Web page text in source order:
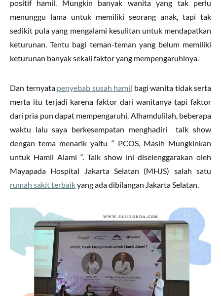
positif hamil. Mungkin banyak wanita yang tak perlu
menunggu lama untuk memiliki seorang anak, tapi tak
sedikit pula yang mengalami kesulitan untuk mendapatkan
keturunan. Tentu bagi teman-teman yang belum memiliki
keturunan banyak sekali faktor yang mempengaruhinya.
Dan ternyata penyebab susah hamil bagi wanita tidak serta
merta itu terjadi karena faktor dari wanitanya tapi faktor
dari pria pun dapat mempengaruhi. Alhamdulilah, beberapa
waktu lalu saya berkesempatan menghadiri talk show
dengan tema menarik yaitu “ PCOS, Masih Mungkinkan
untuk Hamil Alami “. Talk show ini diselenggarakan oleh
Mayapada Hospital Jakarta Selatan (MHJS) salah satu
rumah sakit terbaikyang ada dibilangan Jakarta Selatan.